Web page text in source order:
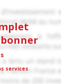
services